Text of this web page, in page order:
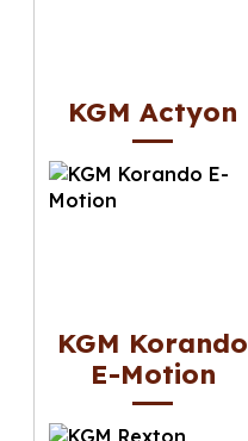
KGM Actyon
KGM Korando
E-Motion